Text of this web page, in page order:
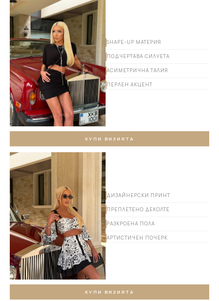
SHAPE-UP МАТЕРИЯ
ПОДЧЕРТАВА СИЛУЕТА
АСИМЕТРИЧНА ТАЛИЯ
ПЕРЛЕН АКЦЕНТ
КУПИ ВИЗИЯТА
ДИЗАЙНЕРСКИ ПРИНТ
ПРЕПЛЕТЕНО ДЕКОЛТЕ
РАЗКРОЕНА ПОЛА
АРТИСТИЧЕН ПОЧЕРК
КУПИ ВИЗИЯТА